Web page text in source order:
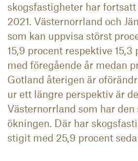
skogsfastigheter har
2021. Västernorrland och
som kan uppvisa störst
15,9 procent respektive
med föregående år medan
Gotland återigen är
ur ett längre perspektiv är
Västernorrland som har den
ökningen. Där har
stigit med 25,9 procent